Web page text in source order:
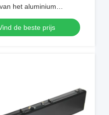
het aluminium
Kanon van het het
van het het
Tweezijdig Open
de beste prijs